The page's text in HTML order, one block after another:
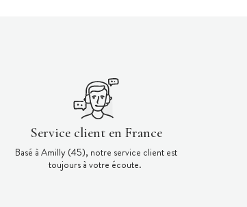
Service client en France
Basé à Amilly (45), notre service client est
toujours à votre écoute.